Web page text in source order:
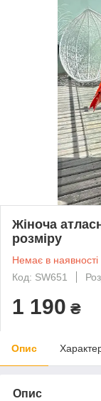
Жіноча
розміру
Немає в наявності
Код: SW651
1 190 ₴
Опис
Опис